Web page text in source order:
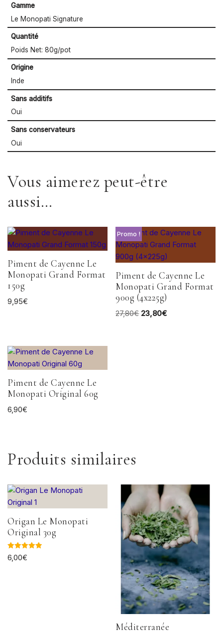
Gamme
Le Monopati Signature
Quantité
Poids Net: 80g/pot
Origine
Inde
Sans additifs
Oui
Sans conservateurs
Oui
Vous aimerez peut-être
aussi…
Piment de Cayenne Le
Monopati Grand Format
150g
9,95€
Promo !
Piment de Cayenne Le
Monopati Grand Format
900g (4x225g)
27,80€ 23,80€
Piment de Cayenne Le
Monopati Original 60g
6,90€
Produits similaires
Origan Le Monopati
Original 30g
Note
5.00
6,00€
Méditerranée